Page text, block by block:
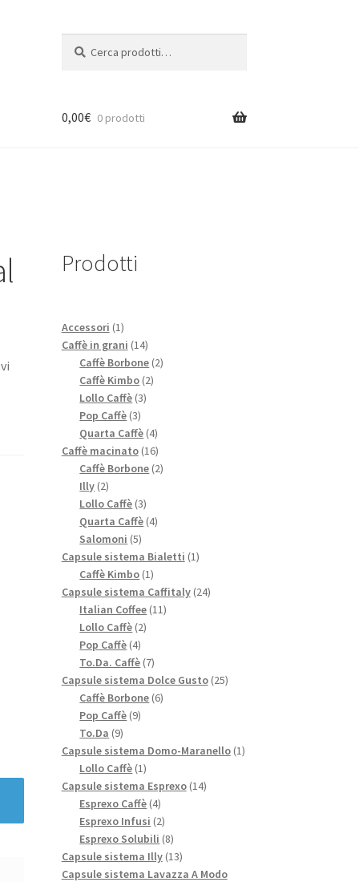
0,00€ 0 prodotti
Prodotti
Accessori 11
prodotto
Caffè in grani 1414
prodotti
Caffè Borbone 22
Caffè Kimbo 22
Lollo Caffè 33
Pop Caffè 33
prodotti
Quarta Caffè 44
prodotti
Caffè macinato 1616
prodotti
Caffè Borbone 22
Illy 22
prodotti
Lollo Caffè 33
prodotti
Quarta Caffè 44
Salomoni 55
prodotti
Capsule sistema Bialetti 11
Caffè Kimbo 11
prodotto
Capsule sistema Caffitaly 2424
Italian Coffee 1111
Lollo Caffè 22
Pop Caffè 44
prodotti
To.Da. Caffè 77
prodotti
Capsule sistema Dolce Gusto 2525
Caffè Borbone 66
Pop Caffè 99
To.Da 99
prodotti
Capsule sistema Domo-Maranello 11
Lollo Caffè 11
prodotto
Capsule sistema Esprexo 1414
Esprexo Caffè 44
prodotti
Esprexo Infusi 22
prodotti
Esprexo Solubili 88
prodotti
Capsule sistema Illy 1313
prodotti
Capsule sistema Lavazza A Modo